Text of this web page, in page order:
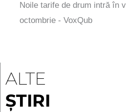
Noile tarife de drum intră în
octombrie - VoxQub
ALTE
ȘTIRI